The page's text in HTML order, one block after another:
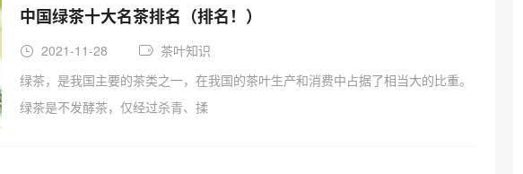
中国绿茶十大名茶排名（排名！）
2021-11-28
茶叶知识
绿茶，是我国主要的茶类之一，在我国的茶叶生产和消费中占据了相当大的比重。
绿茶是不发酵茶，仅经过杀青、揉